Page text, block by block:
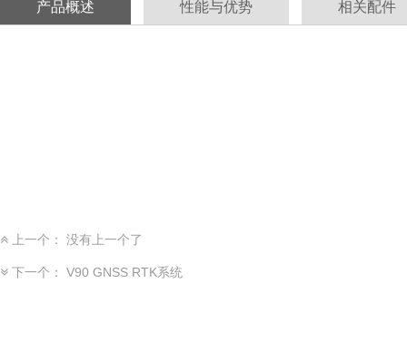
产品概述 性能与优势 相关配件
上一个： 没有上一个了
下一个： V90 GNSS RTK系统